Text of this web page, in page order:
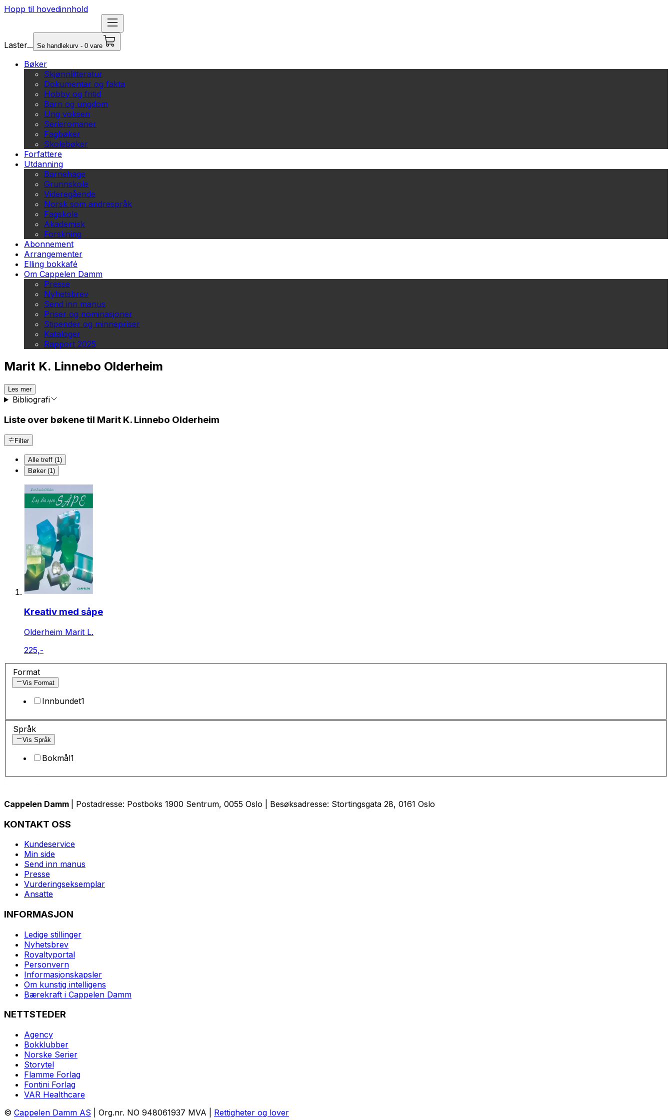
Hopp til hovedinnhold
Laster... Se handlekurv - 0 vare
Bøker
Skjønnlitteratur
Dokumentar og fakta
Hobby og fritid
Barn og ungdom
Ung voksen
Serieromaner
Fagbøker
Skolebøker
Forfattere
Utdanning
Barnehage
Grunnskole
Videregående
Norsk som andrespråk
Fagskole
Akademisk
Forskning
Abonnement
Arrangementer
Elling bokkafé
Om Cappelen Damm
Presse
Nyhetsbrev
Send inn manus
Priser og nominasjoner
Stipender og minnepriser
Kataloger
Rapport 2025
Marit K. Linnebo Olderheim
Les mer
Bibliografi
Liste over bøkene til Marit K. Linnebo Olderheim
Filter
Alle treff (1)
Bøker (1)
Kreativ med såpe
Olderheim Marit L.
225,-
Format
Vis Format
Innbundet1
Språk
Vis Språk
Bokmål1
Cappelen Damm | Postadresse: Postboks 1900 Sentrum, 0055 Oslo | Besøksadresse: Stortingsgata 28, 0161 Oslo
KONTAKT OSS
Kundeservice
Min side
Send inn manus
Presse
Vurderingseksemplar
Ansatte
INFORMASJON
Ledige stillinger
Nyhetsbrev
Royaltyportal
Personvern
Informasjonskapsler
Om kunstig intelligens
Bærekraft i Cappelen Damm
NETTSTEDER
Agency
Bokklubber
Norske Serier
Storytel
Flamme Forlag
Fontini Forlag
VAR Healthcare
© Cappelen Damm AS | Org.nr. NO 948061937 MVA | Rettigheter og lover